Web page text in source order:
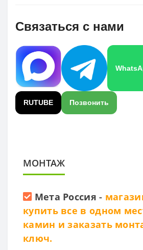
Связаться с нами
RUTUBE Позвонить
МОНТАЖ
Мета Россия -
купить все в одном
камин и заказать
ключ.